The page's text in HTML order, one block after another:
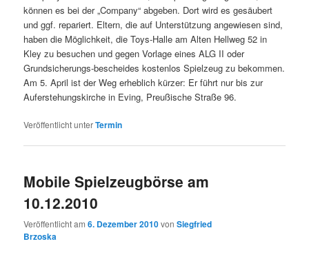
können es bei der „Company“ abgeben. Dort wird es gesäubert
und ggf. repariert. Eltern, die auf Unterstützung angewiesen sind,
haben die Möglichkeit, die Toys-Halle am Alten Hellweg 52 in
Kley zu besuchen und gegen Vorlage eines ALG II oder
Grundsicherungs-bescheides kostenlos Spielzeug zu bekommen.
Am 5. April ist der Weg erheblich kürzer: Er führt nur bis zur
Auferstehungskirche in Eving, Preußische Straße 96.
Veröffentlicht unterTermin
Mobile Spielzeugbörse am
10.12.2010
Veröffentlicht am6. Dezember 2010vonSiegfried
Brzoska